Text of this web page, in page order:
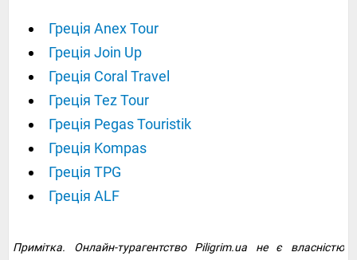
Греція Anex Tour
Греція Join Up
Греція Coral Travel
Греція Tez Tour
Греція Pegas Touristik
Греція Kompas
Греція TPG
Греція ALF
Примітка. Онлайн-турагентство Piligrim.ua не є власністю